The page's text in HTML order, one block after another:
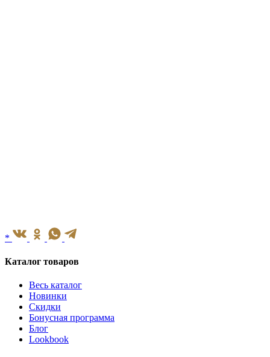
*
Каталог товаров
Весь каталог
Новинки
Скидки
Бонусная программа
Блог
Lookbook